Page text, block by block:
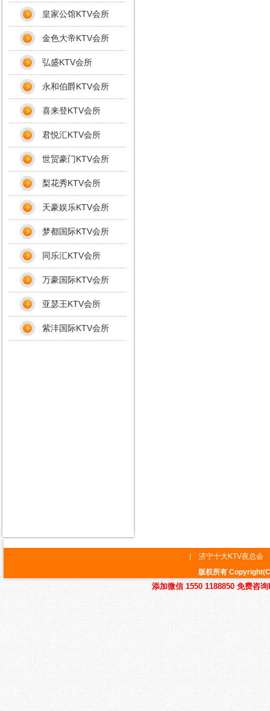
皇家公馆KTV会所
金色大帝KTV会所
弘盛KTV会所
永和伯爵KTV会所
喜来登KTV会所
君悦汇KTV会所
世贸豪门KTV会所
梨花秀KTV会所
天豪娱乐KTV会所
梦都国际KTV会所
同乐汇KTV会所
万豪国际KTV会所
亚瑟王KTV会所
紫沣国际KTV会所
济宁十大KTV夜总会
版权所有
添加微信 1550 1188850 免费咨